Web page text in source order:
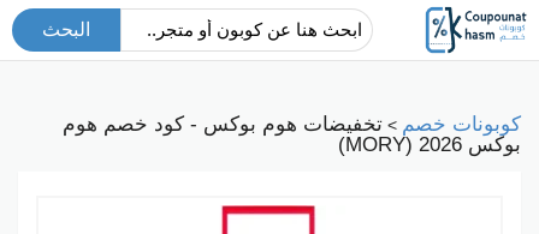
البحث
كوبونات خصم > تخفيضات هوم بوكس - كود خصم هوم
بوكس 2026 (MORY)